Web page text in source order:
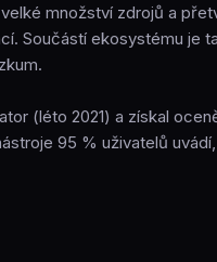
množství zdrojů a
Součástí ekosystému je
(léto 2021) a získal
95 % uživatelů